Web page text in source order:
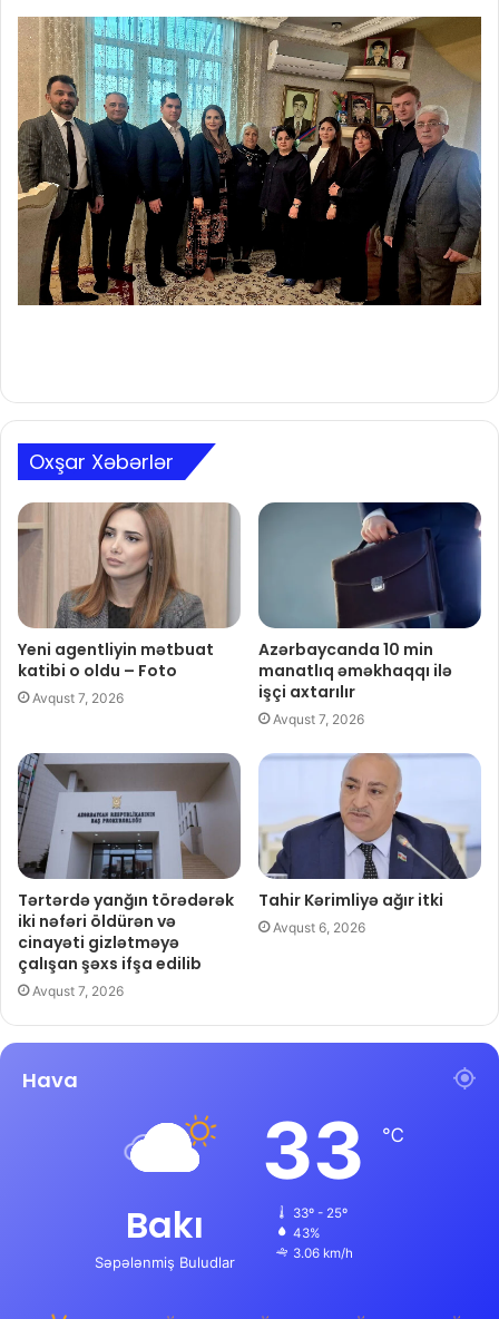
Oxşar Xəbərlər
Yeni agentliyin mətbuat
katibi o oldu – Foto
Avqust 7, 2026
Azərbaycanda 10 min
manatlıq əməkhaqqı ilə
işçi axtarılır
Avqust 7, 2026
Tərtərdə yanğın törədərək
iki nəfəri öldürən və
cinayəti gizlətməyə
çalışan şəxs ifşa edilib
Avqust 7, 2026
Tahir Kərimliyə ağır itki
Avqust 6, 2026
Hava
Bakı
Səpələnmiş Buludlar
33 ℃
33º - 25º
43%
3.06 km/h